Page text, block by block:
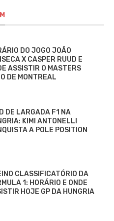
DO JOGO JOÃO
X CASPER RUUD E
ASSISTIR O MASTERS
DE MONTREAL
DE LARGADA F1 NA
KIMI ANTONELLI
A POLE POSITION
CLASSIFICATÓRIO DA
1: HORÁRIO E ONDE
HOJE GP DA HUNGRIA